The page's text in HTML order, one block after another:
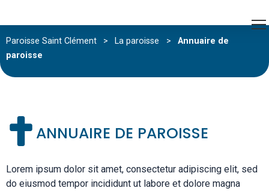
Paroisse Saint Clément > La paroisse >
Annuaire de
paroisse
ANNUAIRE DE PAROISSE
Lorem ipsum dolor sit amet, consectetur adipiscing elit, sed
do eiusmod tempor incididunt ut labore et dolore magna